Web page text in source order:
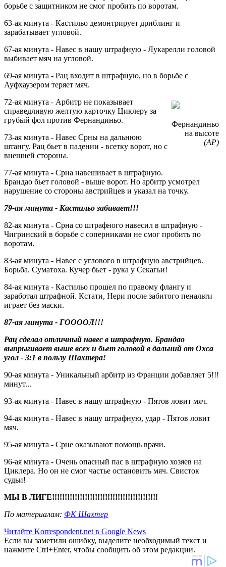
борьбе с защитником не смог пробить по воротам.
63-ая минута - Кастильо демонтрирует дриблинг и
зарабатывает угловой.
67-ая минута - Навес в нашу штрафную - Лукарелли головой
выбивает мяч на угловой.
69-ая минута - Рац входит в штрафную, но в борьбе с
Ауфхаузером теряет мяч.
Фернандиньо
на высоте
(АР)
72-ая минута - Арбитр не показывает
справедливую желтую карточку Циклеру за
грубый фол против Фернандиньо.
73-ая минута - Навес Срны на дальнюю
штангу. Рац бьет в падении - всетку ворот, но с
внешней стороны.
77-ая минута - Срна навешивает в штрафную.
Брандао бьет головой - выше ворот. Но арбитр усмотрел
нарушение со стороны австрийцев и указал на точку.
79-ая минута - Кастильо забивает!!!
82-ая минута - Срна со штрафного навесил в штрафную -
Чигринский в борьбе с соперниками не смог пробить по
воротам.
83-ая минута - Навес с углового в штрафную австрийцев.
Борьба. Суматоха. Кучер бьет - рука у Секагьи!
84-ая минута - Кастильо прошел по правому флангу и
заработал штрафной. Кстати, Нери после забитого пенальти
играет без маски.
87-ая минута - ГООООЛ!!!
Рац сделал отличный навес в штрафную. Брандао
выпрыгивает выше всех и бьет головой в дальний от Охса
угол - 3:1 в пользу Шахтера!
90-ая минута - Уникальный арбитр из Франции добавляет 5!!!
минут...
93-ая минута - Навес в нашу штрафную - Пятов ловит мяч.
94-ая минута - Навес в нашу штрафную, удар - Пятов ловит
мяч.
95-ая минута - Срне оказывают помощь врачи.
96-ая минута - Очень опасный пас в штрафную хозяев на
Циклера. Но он не смог частье остановить мяч. Свисток
судьи!
МЫ В ЛИГЕ!!!!!!!!!!!!!!!!!!!!!!!!!!!!!!!!!!!!!!!!!!
По материалам: ФК Шахтер
Читайте Korrespondent.net в Google News
Если вы заметили ошибку, выделите необходимый текст и
нажмите Ctrl+Enter, чтобы сообщить об этом редакции.